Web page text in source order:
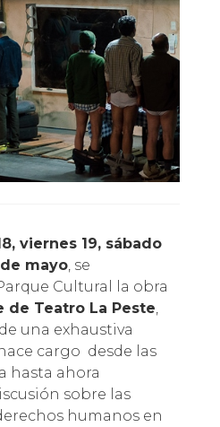
mayo, se
Cultural la obra
de Teatro La Peste
una exhaustiva
cargo desde las
hasta ahora
sobre las
humanos en